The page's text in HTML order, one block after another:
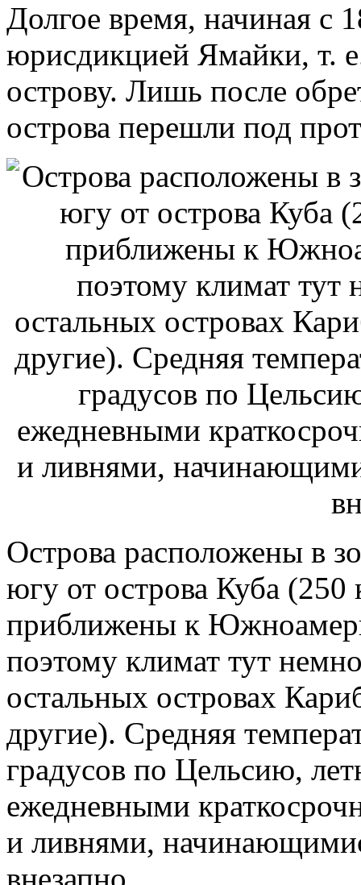
Долгое время, начиная с
юрисдикцией Ямайки, т.
острову. Лишь после
острова перешли под
Острова расположены в
югу от острова Куба
приближены к
поэтому климат тут
остальных островах
другие). Средняя
градусов по Цельсию,
ежедневными
и ливнями,